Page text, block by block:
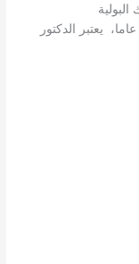
والبروستات في بنغالور. مع خبرة أكثر من 9 عاما، يعتبر الدكتور